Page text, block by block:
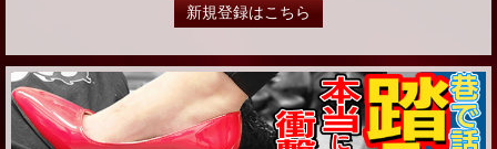
新規登録はこちら